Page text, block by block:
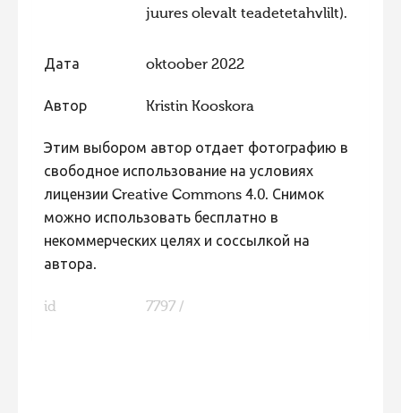
juures olevalt teadetetahvlilt).
Дата oktoober 2022
Автор Kristin Kooskora
Этим выбором автор отдает фотографию в
свободное использование на условиях
лицензии Creative Commons 4.0. Снимок
можно использовать бесплатно в
некоммерческих целях и соссылкой на
автора.
id 7797 /